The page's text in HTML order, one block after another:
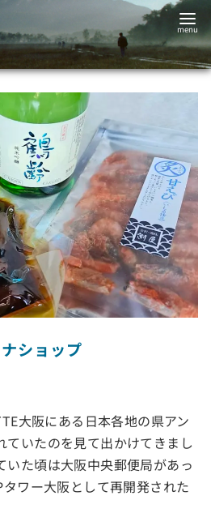
ショップ
大阪にある日本各地の県アン
ていたのを見て出かけてきまし
いた頃は大阪中央郵便局があっ
ワー大阪として再開発された